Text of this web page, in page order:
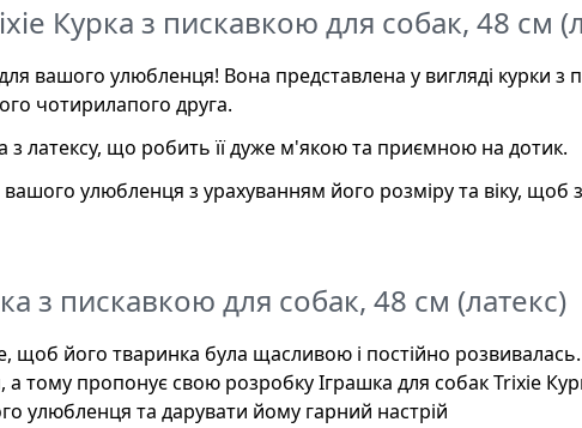
Курка з пискавкою для собак, 48 см
вашого улюбленця! Вона представлена у вигляді курки
чотирилапого друга.
з латексу, що робить її дуже м'якою та приємною на дотик.
улюбленця з урахуванням його розміру та віку, щоб
з пискавкою для собак, 48 см (латекс)
його тваринка була щасливою і постійно
тому пропонує свою розробку Іграшка для собак Trixie
улюбленця та дарувати йому гарний настрій